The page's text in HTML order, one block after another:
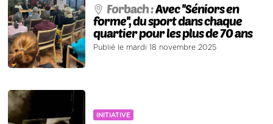
Forbach :Avec ''Séniors en
forme'', du sport dans chaque
quartier pour les plus de 70 ans
Publié le mardi 18 novembre 2025
INITIATIVE